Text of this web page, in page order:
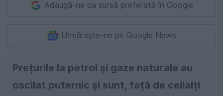
Adaugă-ne ca sursă preferată în Google
Urmărește-ne pe Google News
Prețurile la petrol și gaze naturale au
oscilat puternic și sunt, față de ceilalți